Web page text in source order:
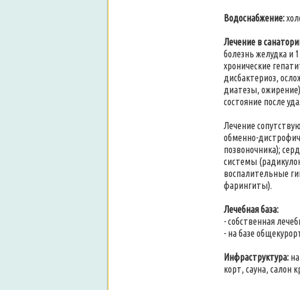
Водоснабжение:
Лечение в
болезнь желудка и
хронические
дисбактериоз,
диатезы,
состояние после
Лечение
обменно-
позвоночника);
системы
воспалительные
фарингиты).
Лечебная база:
- собственная
- на базе
Инфраструктура:
корт, сауна, салон